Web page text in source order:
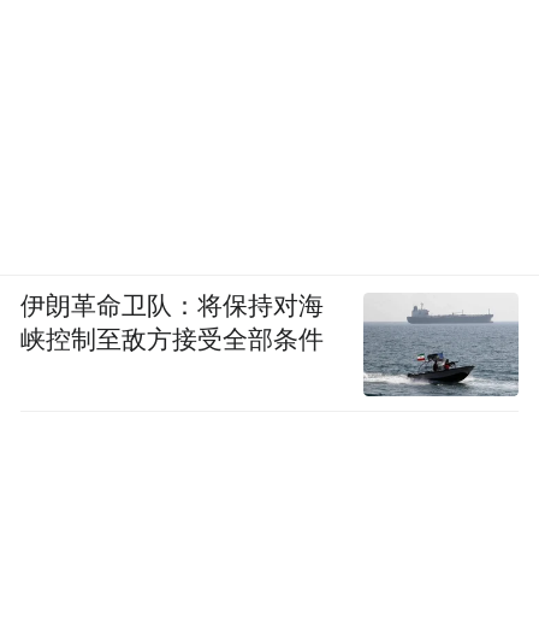
伊朗革命卫队：将保持对海
峡控制至敌方接受全部条件